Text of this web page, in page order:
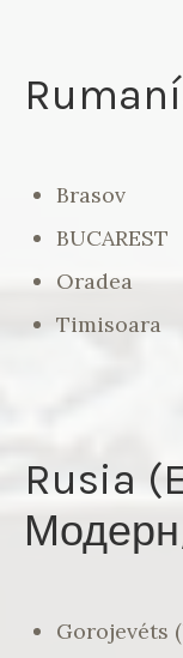
Brasov
BUCAREST
Oradea
Timisoara
Rusia
Gorojevéts